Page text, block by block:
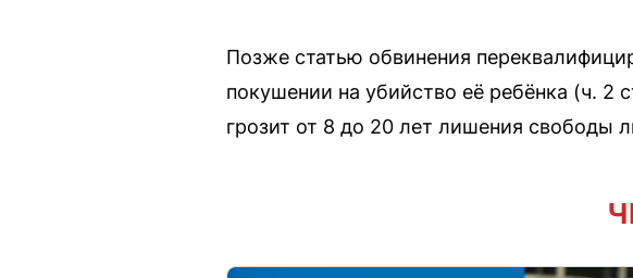
Позже статью обвинения
покушении на убийство её ребёнка (ч. 2
грозит от 8 до 20 лет лишения свободы